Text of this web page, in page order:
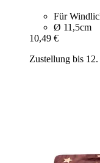
Für
Ø 11,5cm
10,49 €
Zustellung bis